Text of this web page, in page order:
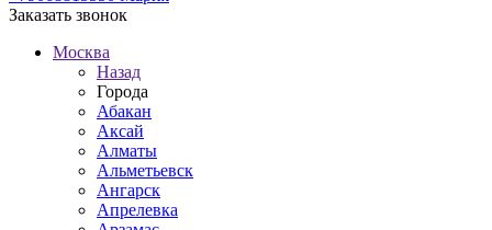
Заказать звонок
Москва
Назад
Города
Абакан
Аксай
Алматы
Альметьевск
Ангарск
Апрелевка